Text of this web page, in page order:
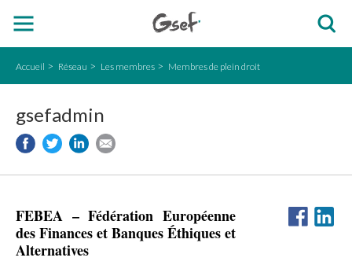
Accueil Réseau Les membres Membres de plein droit
gsefadmin
FEBEA – Fédération Européenne
des Finances et Banques Éthiques et
Alternatives